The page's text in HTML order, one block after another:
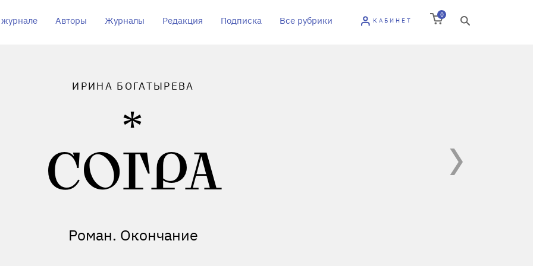
Авторы Журналы Редакция Подписка Все рубрики КАБИНЕТ
0
ИРИНА БОГАТЫРЕВА
СОГРА
Роман. Окончание